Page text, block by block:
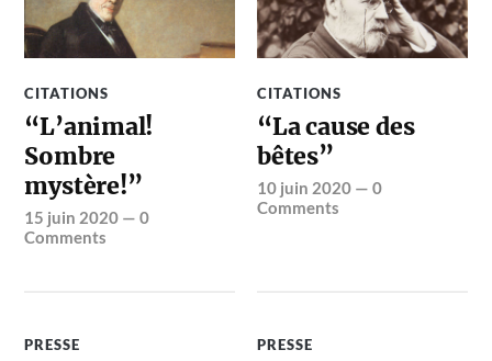
CITATIONS
“L’animal!
Sombre
mystère!”
15 juin 2020 —0
Comments
CITATIONS
“La cause des
bêtes”
10 juin 2020 —0
Comments
PRESSE PRESSE